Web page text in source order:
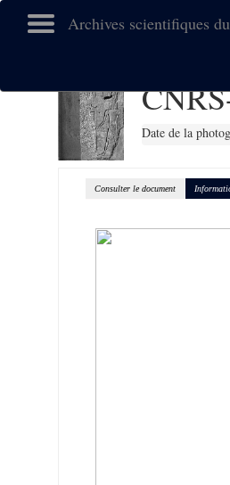
Archives scientifiques
Date de la
Consulter le document